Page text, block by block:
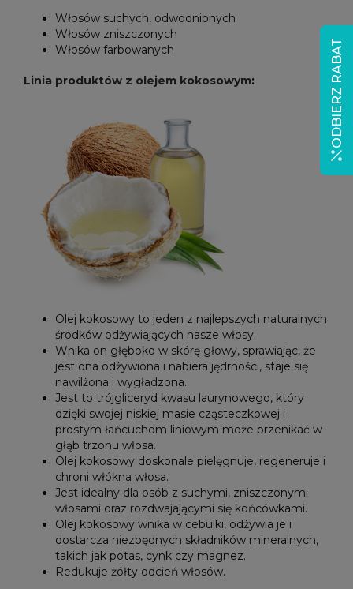
Włosów suchych, odwodnionych
Włosów zniszczonych
Włosów farbowanych
Linia produktów z olejem kokosowym:
Olej kokosowy to jeden z najlepszych naturalnych
środków odżywiających nasze włosy.
Wnika on głęboko w skórę głowy, sprawiając, że
jest ona odżywiona i nabiera jędrności, staje się
nawilżona i wygładzona.
Jest to trójgliceryd kwasu laurynowego, który
dzięki swojej niskiej masie cząsteczkowej i
prostym łańcuchom liniowym może przenikać w
głąb trzonu włosa.
Olej kokosowy doskonale pielęgnuje, regeneruje i
chroni włókna włosa.
Jest idealny dla osób z suchymi, zniszczonymi
włosami oraz rozdwajającymi się końcówkami.
Olej kokosowy wnika w cebulki, odżywia je i
dostarcza niezbędnych składników mineralnych,
takich jak potas, cynk czy magnez.
Redukuje żółty odcień włosów.
ODBIERZ RABAT